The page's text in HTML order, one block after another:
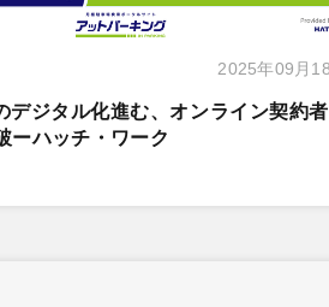
2025年09月
デジタル化進む、オンライン契約
ーハッチ・ワーク